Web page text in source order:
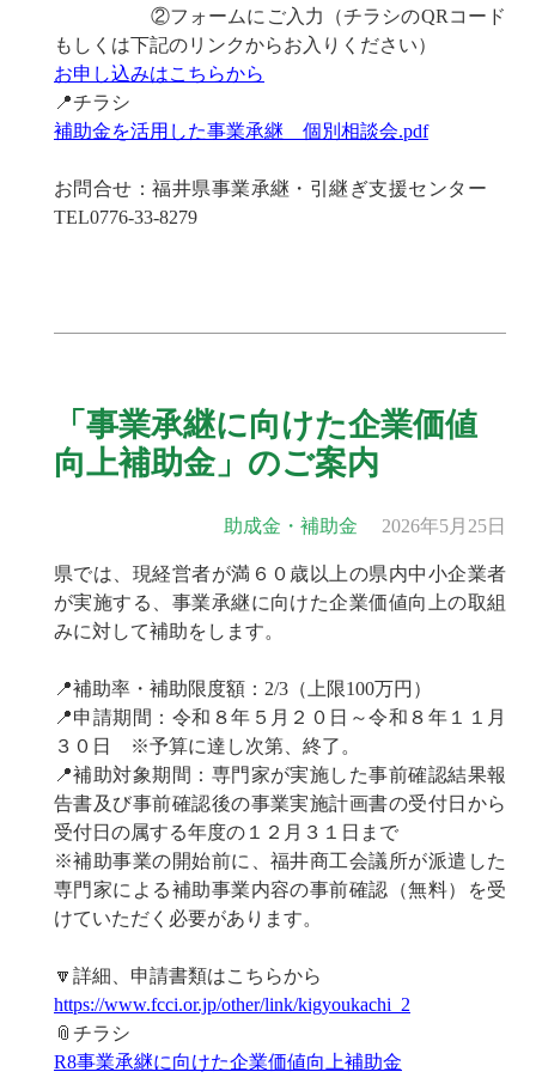
②フォームにご入力（チラシのQRコード
もしくは下記のリンクからお入りください）
お申し込みはこちらから
📍チラシ
補助金を活用した事業承継 個別相談会.pdf
お問合せ：福井県事業承継・引継ぎ支援センター
TEL0776-33-8279
「事業承継に向けた企業価値
向上補助金」のご案内
助成金・補助金 2026年5月25日
県では、現経営者が満６０歳以上の県内中小企業者
が実施する、事業承継に向けた企業価値向上の取組
みに対して補助をします。
📍補助率・補助限度額：2/3（上限100万円）
📍申請期間：令和８年５月２０日～令和８年１１月
３０日 ※予算に達し次第、終了。
📍補助対象期間：専門家が実施した事前確認結果報
告書及び事前確認後の事業実施計画書の受付日から
受付日の属する年度の１２月３１日まで
※補助事業の開始前に、福井商工会議所が派遣した
専門家による補助事業内容の事前確認（無料）を受
けていただく必要があります。
🔽詳細、申請書類はこちらから
https://www.fcci.or.jp/other/link/kigyoukachi_2
📎チラシ
R8事業承継に向けた企業価値向上補助金